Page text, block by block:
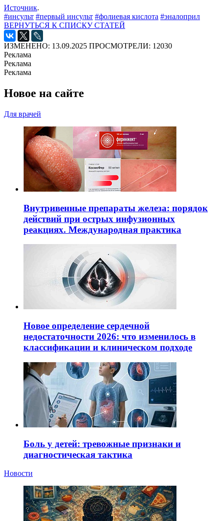
Источник.
#инсульт #первый инсульт #фолиевая кислота #эналоприл
ВЕРНУТЬСЯ К СПИСКУ СТАТЕЙ
ИЗМЕНЕНО: 13.09.2025 ПРОСМОТРЕЛИ: 12030
Реклама
Реклама
Реклама
Новое на сайте
Для врачей
Внутривенные препараты железа: порядок
действий при острых инфузионных
реакциях. Международная практика
Новое определение сердечной
недостаточности 2026: что изменилось в
классификации и клиническом подходе
Боль у детей: тревожные признаки и
диагностическая тактика
Новости